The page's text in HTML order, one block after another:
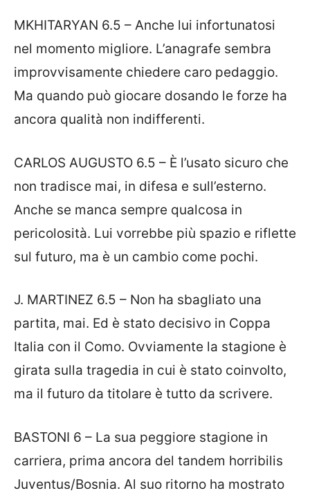
MKHITARYAN 6.5 – Anche lui infortunatosi
nel momento migliore. L’anagrafe sembra
improvvisamente chiedere caro pedaggio.
Ma quando può giocare dosando le forze ha
ancora qualità non indifferenti.
CARLOS AUGUSTO 6.5 – È l’usato sicuro che
non tradisce mai, in difesa e sull’esterno.
Anche se manca sempre qualcosa in
pericolosità. Lui vorrebbe più spazio e riflette
sul futuro, ma è un cambio come pochi.
J. MARTINEZ 6.5 – Non ha sbagliato una
partita, mai. Ed è stato decisivo in Coppa
Italia con il Como. Ovviamente la stagione è
girata sulla tragedia in cui è stato coinvolto,
ma il futuro da titolare è tutto da scrivere.
BASTONI 6 – La sua peggiore stagione in
carriera, prima ancora del tandem horribilis
Juventus/Bosnia. Al suo ritorno ha mostrato